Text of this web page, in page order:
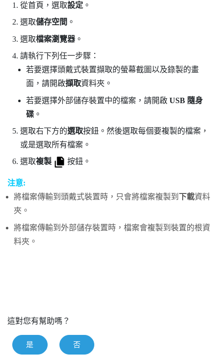
從首頁 ，選取設定。
選取儲存空間 。
選取檔案瀏覽器。
請執行下列任一步驟：
若要選擇頭戴式裝置擷取的螢幕截圖以及錄製的畫
面，請開啟擷取資料夾。
若要選擇外部儲存裝置中的檔案，請開啟USB 隨身
碟 。
選取右下方的選取按鈕。然後選取每個要複製的檔案，
或是選取所有檔案。
選取複製 按鈕。
注意:
將檔案傳輸到頭戴式裝置時，只會將檔案複製到 下載資料
夾。
將檔案傳輸到外部儲存裝置時，檔案會複製到裝置的根資
料夾。
這對您有幫助嗎？
是 否